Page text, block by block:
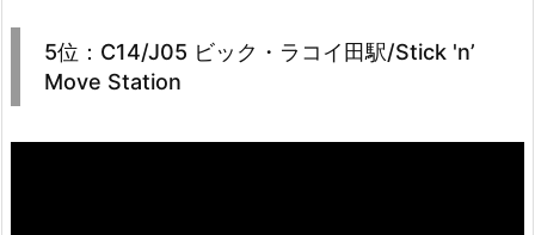
5位：C14/J05 ビック・ラコイ田駅/Stick 'n’
Move Station